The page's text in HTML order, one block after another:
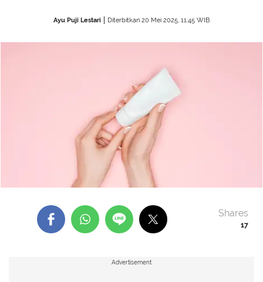
Ayu Puji Lestari Diterbitkan 20 Mei 2025, 11:45 WIB
17
Shares
Advertisement